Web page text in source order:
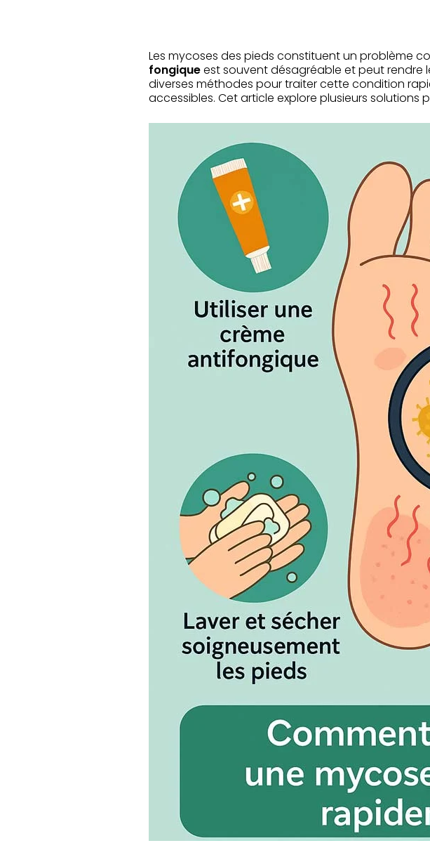
Les mycoses des pieds constituent un problème
fongiqueest souvent désagréable et peut rendre
diverses méthodes pour traiter cette condition
accessibles. Cet article explore plusieurs solutions